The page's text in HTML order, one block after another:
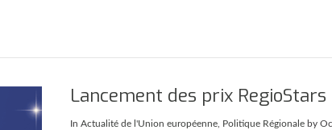
Lancement des prix RegioStars
InActualité de l'Union européenne, Politique Régionale by